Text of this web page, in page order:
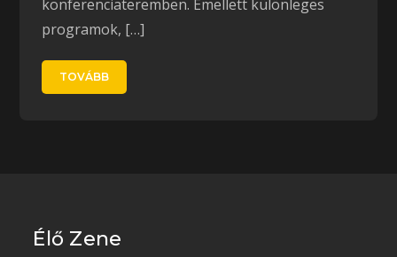
konferenciateremben. Emellett különleges
programok, […]
TOVÁBB
Élő Zene